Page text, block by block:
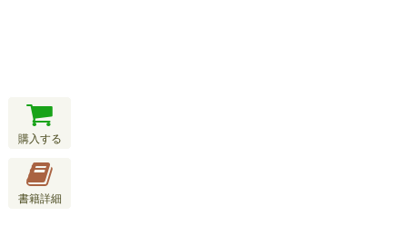
購入する
書籍詳細